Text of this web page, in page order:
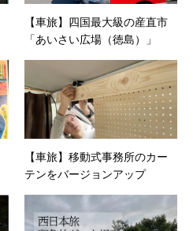
【車旅】四国最大級の産直市
「あいさい広場（徳島）」
【車旅】移動式事務所のカー
テンをバージョンアップ